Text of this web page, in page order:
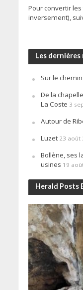
Pour convertir les
inversement),
Les dernières
Sur le
De la
La Coste 3
Autour de
Luzet 23 août
Bollène, ses
usines 19
Herald Posts